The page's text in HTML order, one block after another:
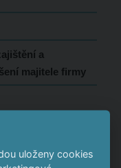
a
majitele firmy
uloženy cookies